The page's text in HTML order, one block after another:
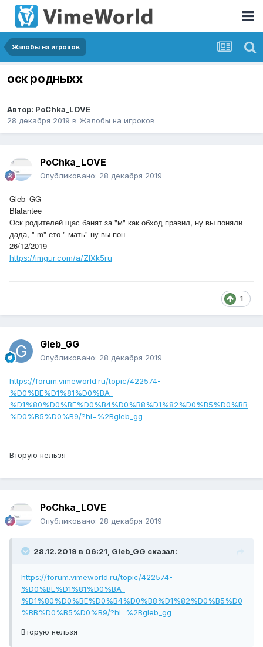
Жалобы на игроков
оск родныхх
Автор: PoChka_LOVE
28 декабря 2019 в Жалобы на игроков
PoChka_LOVE
Опубликовано: 28 декабря 2019
Gleb_GG
Blatantee
Оск родителей щас банят за "м" как обход правил, ну вы поняли
дада, "-m" ето "-мать" ну вы пон
26/12/2019
https://imgur.com/a/ZIXk5ru
1
Gleb_GG
Опубликовано: 28 декабря 2019
https://forum.vimeworld.ru/topic/422574-
%D0%BE%D1%81%D0%BA-
%D1%80%D0%BE%D0%B4%D0%B8%D1%82%D0%B5%D0%BB
%D0%B5%D0%B9/?hl=%2Bgleb_gg
Вторую нельзя
PoChka_LOVE
Опубликовано: 28 декабря 2019
28.12.2019 в 06:21, Gleb_GG сказал:
https://forum.vimeworld.ru/topic/422574-
%D0%BE%D1%81%D0%BA-
%D1%80%D0%BE%D0%B4%D0%B8%D1%82%D0%B5%D0
%BB%D0%B5%D0%B9/?hl=%2Bgleb_gg
Вторую нельзя